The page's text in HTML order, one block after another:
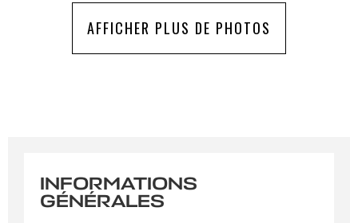
AFFICHER PLUS DE PHOTOS
INFORMATIONS
GÉNÉRALES